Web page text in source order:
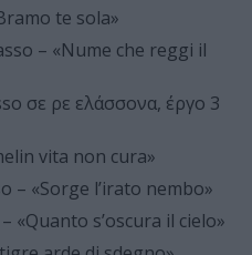
te sola»
– «Nume che reggi il
σε ρε ελάσσονα, έργο 3
vita non cura»
– «Sorge l’irato nembo»
«Quanto s’oscura il cielo»